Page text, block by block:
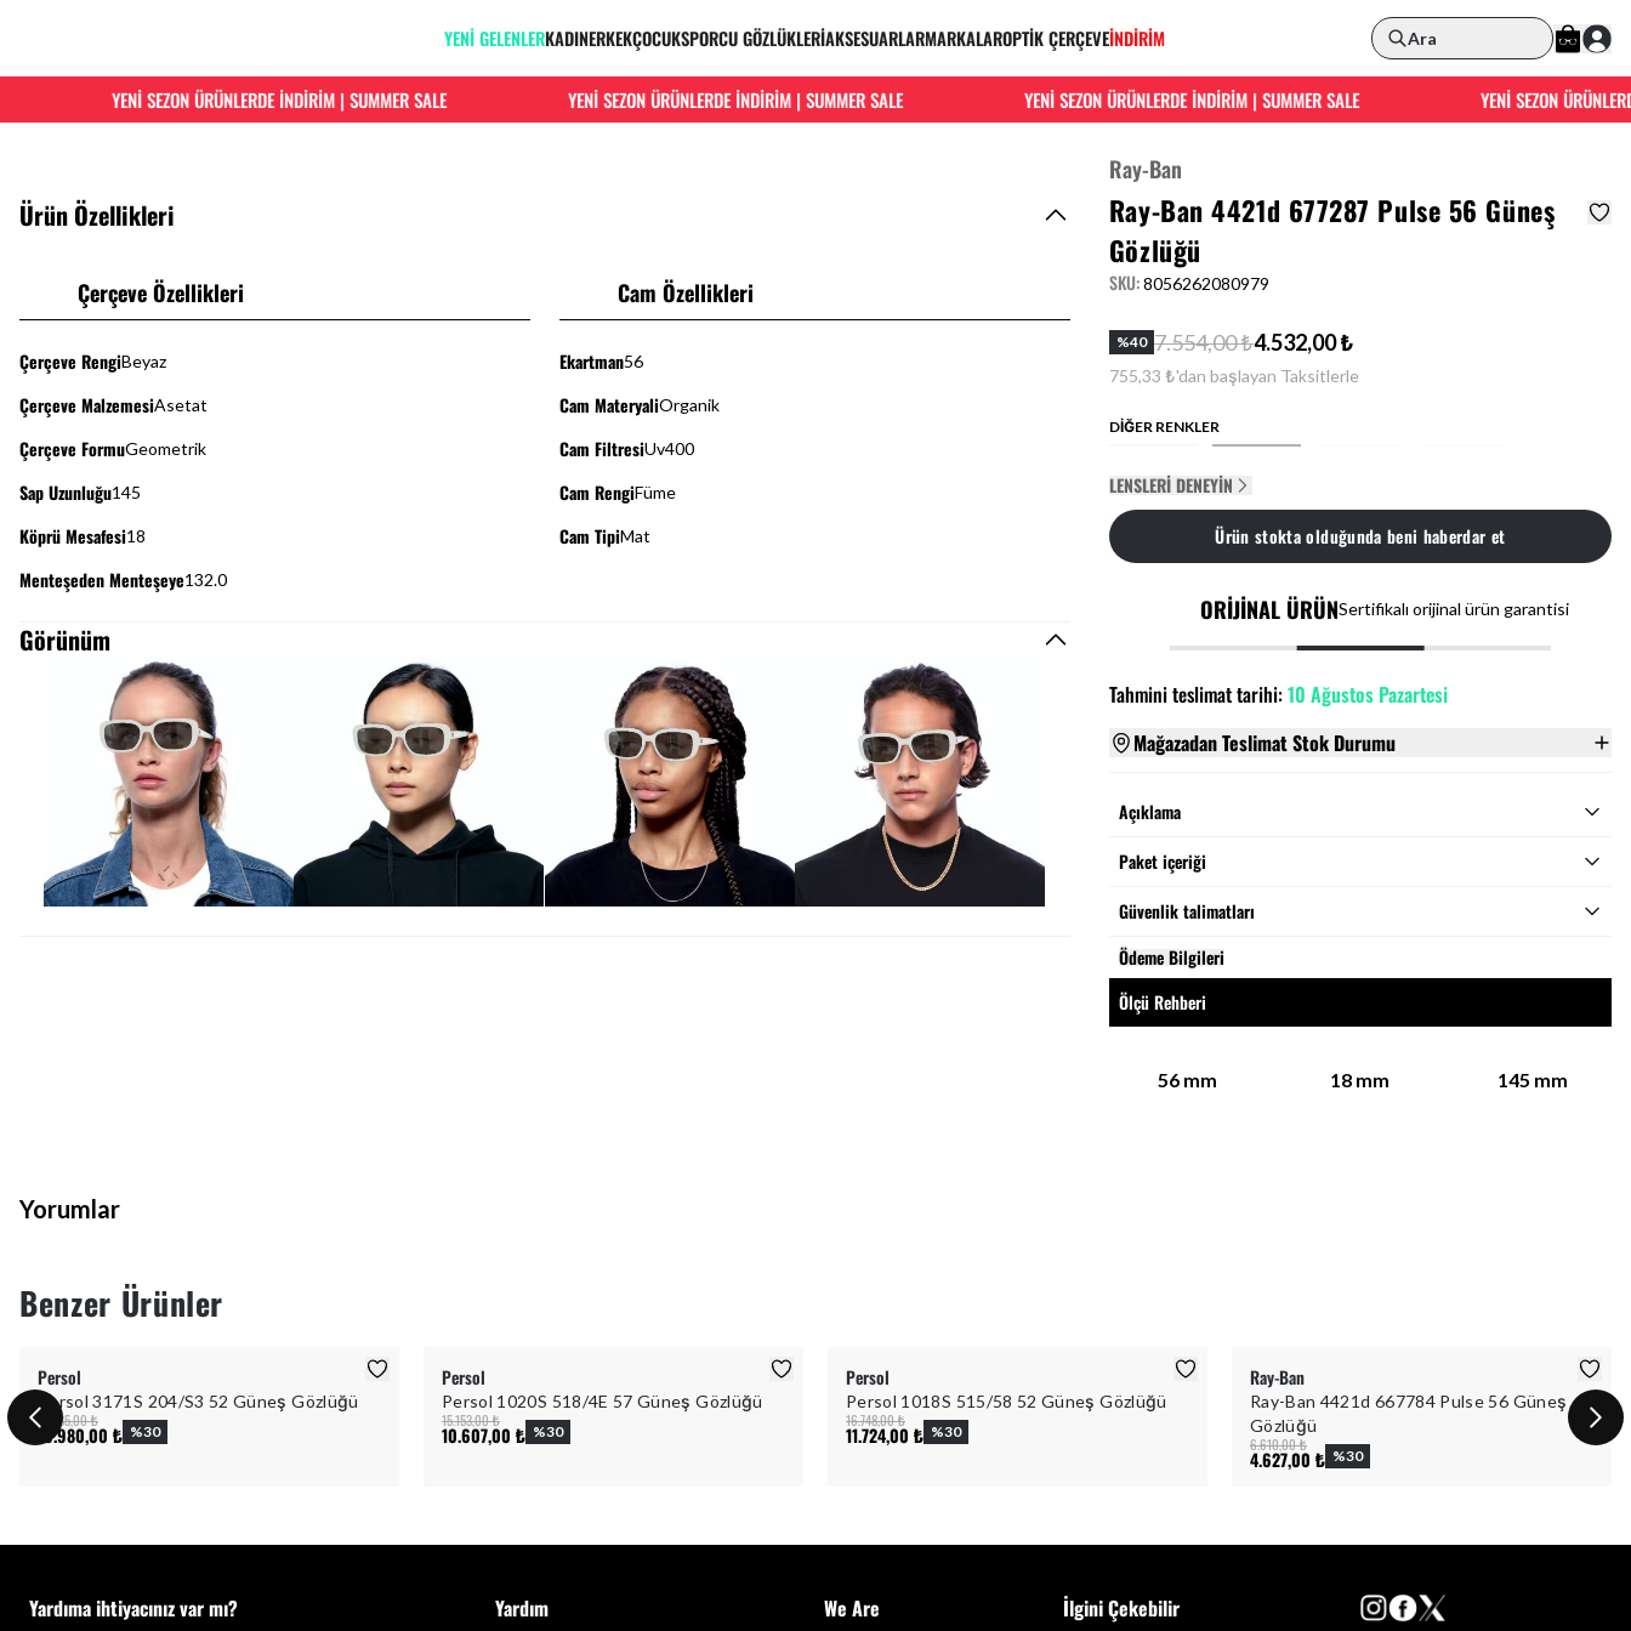
YENİ GELENLERKADINERKEKÇOCUKSPORCU GÖZLÜKLERİAKSESUARLARMARKALAROPTİK ÇERÇEVEİNDİRİM Ara
YENİ SEZON ÜRÜNLERDE İNDİRİM | SUMMER SALE YENİ SEZON ÜRÜNLERDE İNDİRİM | SUMMER SALE YENİ SEZON ÜRÜNLERDE İNDİRİM | SUMMER SALE YENİ SEZON
Ürün Özellikleri
Çerçeve Özellikleri
Çerçeve RengiBeyaz
Çerçeve MalzemesiAsetat
Çerçeve FormuGeometrik
Sap Uzunluğu145
Köprü Mesafesi18
Menteşeden Menteşeye132.0
Cam Özellikleri
Ekartman56
Cam MateryaliOrganik
Cam FiltresiUv400
Cam RengiFüme
Cam TipiMat
Görünüm
Ray-Ban
Ray-Ban 4421d 677287 Pulse 56 Güneş
Gözlüğü
SKU:8056262080979
%40 7.554,00 ₺4.532,00 ₺
755,33 ₺'dan başlayan Taksitlerle
DİĞER RENKLER
LENSLERI DENEYIN
Ürün stokta olduğunda beni haberdar et
ORİJİNAL ÜRÜNSertifikalı orijinal ürün garantisi
Tahmini teslimat tarihi:10 Ağustos Pazartesi
Mağazadan Teslimat Stok Durumu
Açıklama
Paket içeriği
Güvenlik talimatları
Ödeme Bilgileri
Ölçü Rehberi
56 mm 18 mm 145 mm
Yorumlar
Benzer Ürünler
Persol
Persol 3171S 204/S3 52 Güneş Gözlüğü
15.685,00 ₺
10.980,00 ₺ %30
Persol
Persol 1020S 518/4E 57 Güneş Gözlüğü
15.153,00 ₺
10.607,00 ₺ %30
Persol
Persol 1018S 515/58 52 Güneş Gözlüğü
16.748,00 ₺
11.724,00 ₺ %30
Ray-Ban
Ray-Ban 4421d 667784 Pulse 56 Güneş
Gözlüğü
6.610,00 ₺
4.627,00 ₺ %30
Yardıma ihtiyacınız var mı? Yardım We Are İlgini Çekebilir